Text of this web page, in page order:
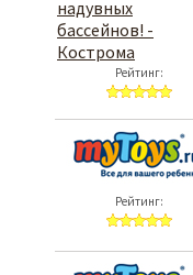
Рейтинг:
Рейтинг: